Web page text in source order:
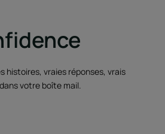
histoires, vraies réponses, vrais
votre boîte mail.